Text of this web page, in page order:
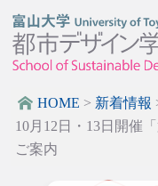
HOME > 新着情報
10月12日・13日開催
ご案内